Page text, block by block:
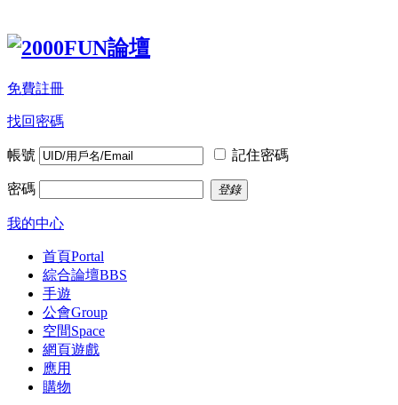
免費註冊
找回密碼
帳號 記住密碼
密碼 登錄
我的中心
首頁Portal
綜合論壇BBS
手遊
公會Group
空間Space
網頁遊戲
應用
購物